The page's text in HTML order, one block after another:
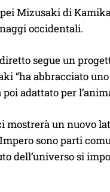
Mizusaki di
occidentali.
segue un
“ha abbracciato
adattato per
mostrerà un nuovo
sono parti
dell’universo si